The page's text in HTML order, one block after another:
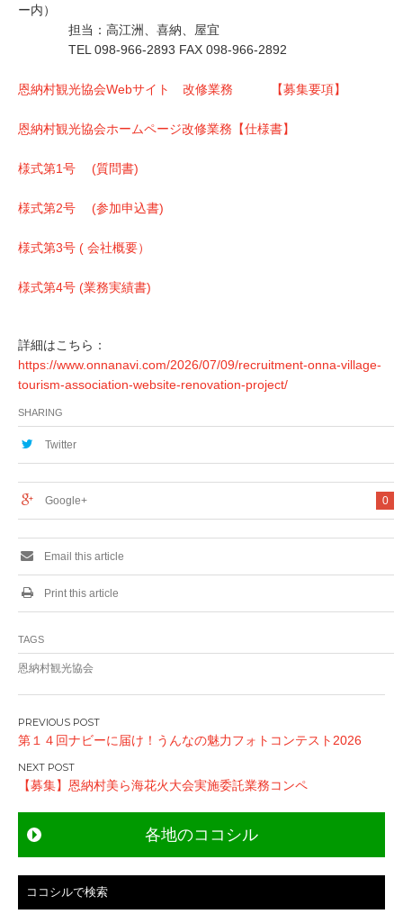
ー内）
担当：高江洲、喜納、屋宜
TEL 098-966-2893 FAX 098-966-2892
恩納村観光協会Webサイト 改修業務 【募集要項】
恩納村観光協会ホームページ改修業務【仕様書】
様式第1号 (質問書)
様式第2号 (参加申込書)
様式第3号 ( 会社概要）
様式第4号 (業務実績書)
詳細はこちら：
https://www.onnanavi.com/2026/07/09/recruitment-onna-village-
tourism-association-website-renovation-project/
SHARING
Twitter
0
Google+
Email this article
Print this article
TAGS
恩納村観光協会
投
稿
ナ
ビ
ゲ
ー
シ
ョ
第１４回ナビーに届け！うんなの魅力フォトコンテスト2026
【募集】恩納村美ら海花火大会実施委託業務コンペ
各地のココシル
ココシルで検索